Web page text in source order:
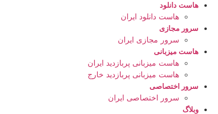
هاست دانلود
هاست دانلود ایران
سرور مجازی
سرور مجازی ایران
هاست میزبانی
هاست میزبانی پربازدید ایران
هاست میزبانی پربازدید خارج
سرور اختصاصی
سرور اختصاصی ایران
وبلاگ